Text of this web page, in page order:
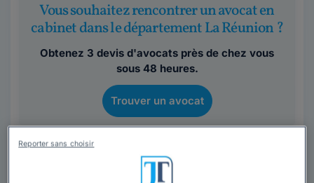
Vous souhaitez rencontrer un avocat en
cabinet dans le département La Réunion ?
Obtenez 3 devis d'avocats près de chez vous
sous 48 heures.
Trouver un avocat
Reporter sans choisir